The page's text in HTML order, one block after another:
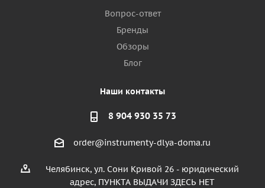
Вопрос-ответ
Бренды
Обзоры
Блог
Наши контакты
8 904 930 35 73
order@instrumenty-dlya-doma.ru
Челябинск, ул. Сони Кривой 26 - юридический
адрес, ПУНКТА ВЫДАЧИ ЗДЕСЬ НЕТ